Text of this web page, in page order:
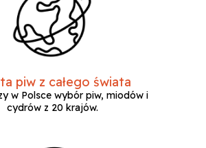
piw z całego świata
w Polsce wybór piw, miodów i
cydrów z 20 krajów.